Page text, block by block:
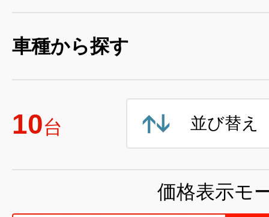
車種から探す
10台 並び替え
価格表示モ